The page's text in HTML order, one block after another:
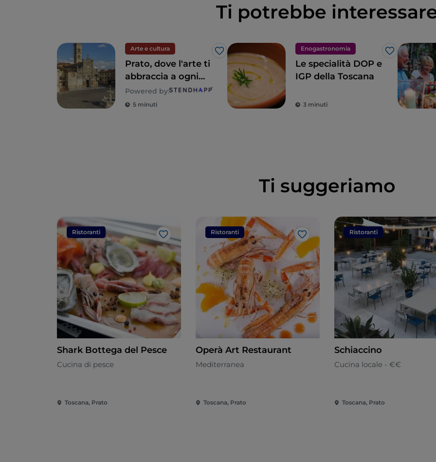
Ti potrebbe
Arte e cultura
Like
Prato, dove l'arte ti
abbraccia a ogni
passo
Powered by:
5 minuti
Enogastronomia
Like
Le specialità DOP e
IGP della Toscana
3 minuti
Ti suggeriamo
Ristoranti
Like
Shark Bottega del Pesce
Cucina di pesce
Toscana, Prato
Ristoranti
Like
Operà Art Restaurant
Mediterranea
Toscana, Prato
Ristoranti
Schiaccino
Cucina locale - €€
Toscana, Prato